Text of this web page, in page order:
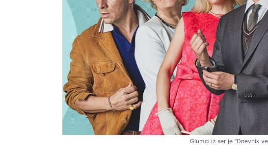
Glumci iz serije “Dnevnik